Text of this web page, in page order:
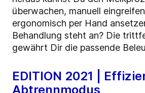
überwachen, manuell
ergonomisch per Hand
Behandlung steht an? Die
gewährt Dir die passende
EDITION 2021 |
Abtrennmodus